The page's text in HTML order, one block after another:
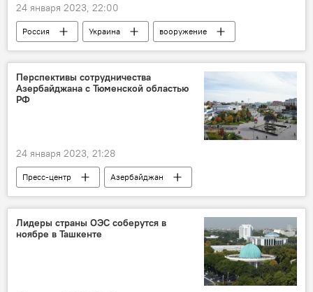
24 января 2023, 22:00
Россия Украина
вооружение
Германия
НАТО
Танки
Перспективы сотрудничества
Азербайджана с Тюменской областью
РФ
24 января 2023, 21:28
Пресс-центр
Азербайджан
Экономика
Тюмень Россия
Лидеры страны ОЭС соберутся в
ноябре в Ташкенте